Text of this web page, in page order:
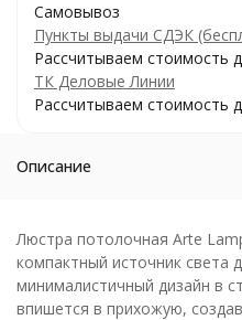
Самовывоз
Пункты выдачи СДЭК
Рассчитываем стоимость
ТК Деловые Линии
Рассчитываем стоимость
Описание
Люстра потолочная Arte
компактный источник света
минималистичный дизайн в
впишется в прихожую,